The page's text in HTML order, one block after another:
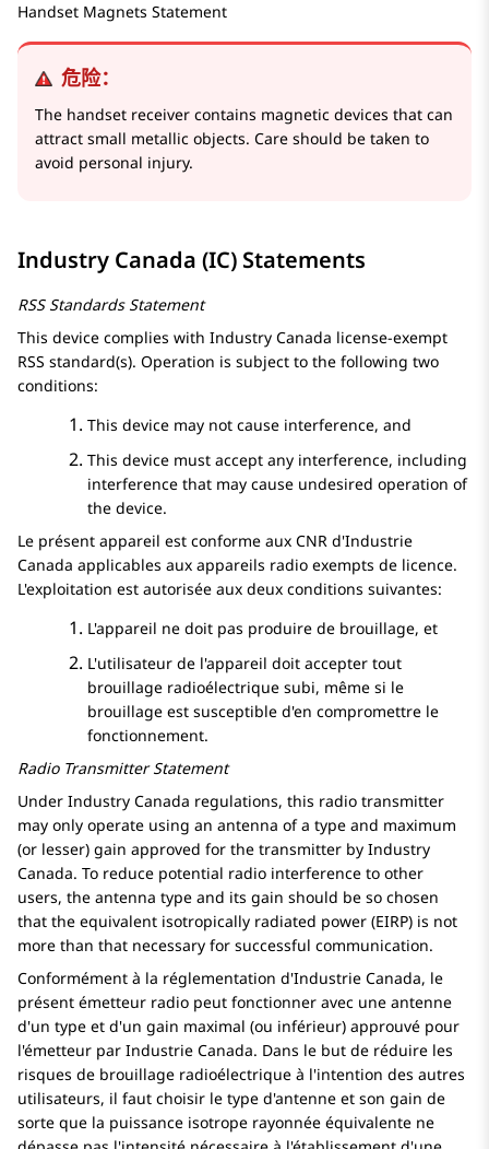
Handset Magnets Statement
危险：
The handset receiver contains magnetic devices that can
attract small metallic objects. Care should be taken to
avoid personal injury.
Industry Canada (IC) Statements
RSS Standards Statement
This device complies with Industry Canada license-exempt
RSS standard(s). Operation is subject to the following two
conditions:
This device may not cause interference, and
This device must accept any interference, including
interference that may cause undesired operation of
the device.
Le présent appareil est conforme aux CNR d'Industrie
Canada applicables aux appareils radio exempts de licence.
L'exploitation est autorisée aux deux conditions suivantes:
L'appareil ne doit pas produire de brouillage, et
L'utilisateur de l'appareil doit accepter tout
brouillage radioélectrique subi, même si le
brouillage est susceptible d'en compromettre le
fonctionnement.
Radio Transmitter Statement
Under Industry Canada regulations, this radio transmitter
may only operate using an antenna of a type and maximum
(or lesser) gain approved for the transmitter by Industry
Canada. To reduce potential radio interference to other
users, the antenna type and its gain should be so chosen
that the equivalent isotropically radiated power (EIRP) is not
more than that necessary for successful communication.
Conformément à la réglementation d'Industrie Canada, le
présent émetteur radio peut fonctionner avec une antenne
d'un type et d'un gain maximal (ou inférieur) approuvé pour
l'émetteur par Industrie Canada. Dans le but de réduire les
risques de brouillage radioélectrique à l'intention des autres
utilisateurs, il faut choisir le type d'antenne et son gain de
sorte que la puissance isotrope rayonnée équivalente ne